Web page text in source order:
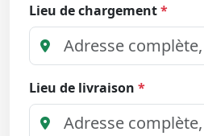
Lieu de chargement*
Lieu de livraison *